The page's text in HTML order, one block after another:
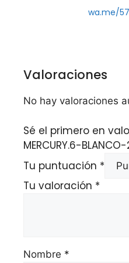
wa.me/
Valoraciones
No hay valoraciones
Sé el primero en
MERCURY.6-
Tu puntuación *
Tu valoración *
Nombre *